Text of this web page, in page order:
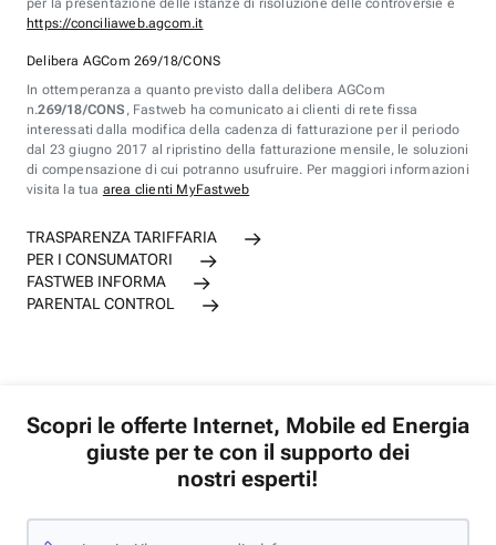
per la presentazione delle istanze di risoluzione delle controversie è
https://conciliaweb.agcom.it
Delibera AGCom 269/18/CONS
In ottemperanza a quanto previsto dalla delibera AGCom
n.269/18/CONS , Fastweb ha comunicato ai clienti di rete fissa
interessati dalla modifica della cadenza di fatturazione per il periodo
dal 23 giugno 2017 al ripristino della fatturazione mensile, le soluzioni
di compensazione di cui potranno usufruire. Per maggiori informazioni
visita la tua area clienti MyFastweb
TRASPARENZA TARIFFARIA
PER I CONSUMATORI
FASTWEB INFORMA
PARENTAL CONTROL
Scopri le offerte Internet, Mobile ed Energia
giuste per te con il supporto dei
nostri esperti!